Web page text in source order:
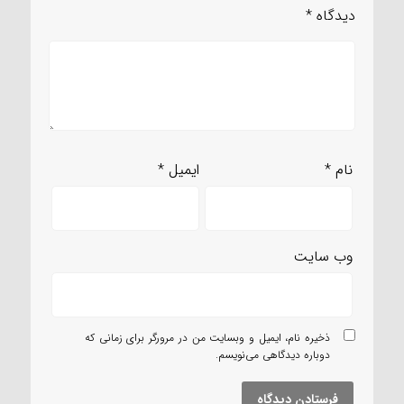
دیدگاه *
نام* ایمیل*
وب‌ سایت
ذخیره نام، ایمیل و وبسایت من در مرورگر برای زمانی که
دوباره دیدگاهی می‌نویسم.